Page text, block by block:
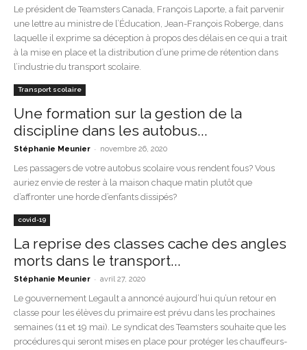
Le président de Teamsters Canada, François Laporte, a fait parvenir
une lettre au ministre de l’Éducation, Jean-François Roberge, dans
laquelle il exprime sa déception à propos des délais en ce qui a trait
à la mise en place et la distribution d’une prime de rétention dans
l’industrie du transport scolaire.
Transport scolaire
Une formation sur la gestion de la
discipline dans les autobus...
Stéphanie Meunier - novembre 26, 2020
Les passagers de votre autobus scolaire vous rendent fous? Vous
auriez envie de rester à la maison chaque matin plutôt que
d’affronter une horde d’enfants dissipés?
covid-19
La reprise des classes cache des angles
morts dans le transport...
Stéphanie Meunier - avril 27, 2020
Le gouvernement Legault a annoncé aujourd’hui qu’un retour en
classe pour les élèves du primaire est prévu dans les prochaines
semaines (11 et 19 mai). Le syndicat des Teamsters souhaite que les
procédures qui seront mises en place pour protéger les chauffeurs-